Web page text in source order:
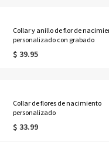
Collar y anillo de flor de
personalizado con grabado
$ 39.95
Collar de flores de nacimiento
personalizado
$ 33.99